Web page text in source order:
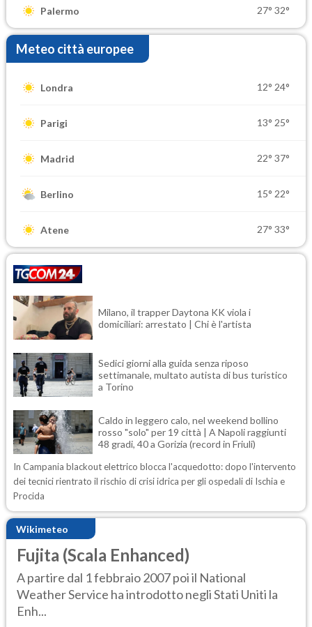
Palermo 27° 32°
Meteo città europee
Londra 12° 24°
Parigi 13° 25°
Madrid 22° 37°
Berlino 15° 22°
Atene 27° 33°
Milano, il trapper Daytona KK viola i
domiciliari: arrestato | Chi è l'artista
Sedici giorni alla guida senza riposo
settimanale, multato autista di bus turistico
a Torino
Caldo in leggero calo, nel weekend bollino
rosso "solo" per 19 città | A Napoli raggiunti
48 gradi, 40 a Gorizia (record in Friuli)
In Campania blackout elettrico blocca l'acquedotto: dopo l'intervento
dei tecnici rientrato il rischio di crisi idrica per gli ospedali di Ischia e
Procida
Wikimeteo
Fujita (Scala Enhanced)
A partire dal 1 febbraio 2007 poi il National
Weather Service ha introdotto negli Stati Uniti la
Enh...